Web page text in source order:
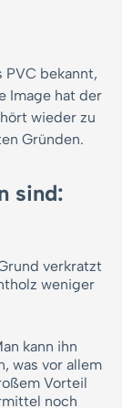
PVC bekannt,
Image hat der
wieder zu
Gründen.
sind:
verkratzt
weniger
kann ihn
was vor allem
Vorteil
noch